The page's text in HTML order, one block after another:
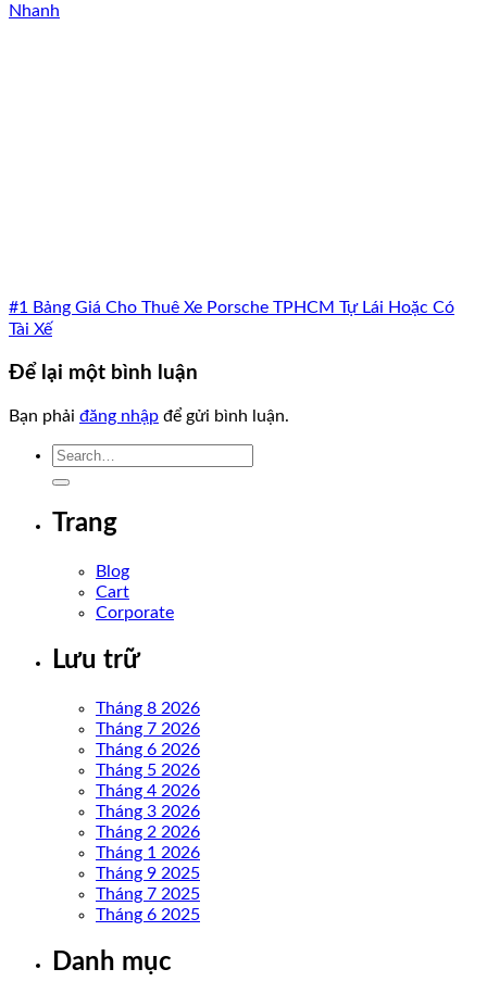
Nhanh
#1 Bảng Giá Cho Thuê Xe Porsche TPHCM Tự Lái Hoặc Có
Tài Xế
Để lại một bình luận
Bạn phải đăng nhập để gửi bình luận.
Trang
Blog
Cart
Corporate
Lưu trữ
Tháng 8 2026
Tháng 7 2026
Tháng 6 2026
Tháng 5 2026
Tháng 4 2026
Tháng 3 2026
Tháng 2 2026
Tháng 1 2026
Tháng 9 2025
Tháng 7 2025
Tháng 6 2025
Danh mục